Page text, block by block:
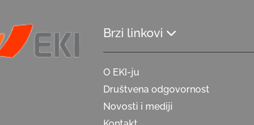
Brzi linkovi
O EKI-ju
Društvena odgovornost
Novosti i mediji